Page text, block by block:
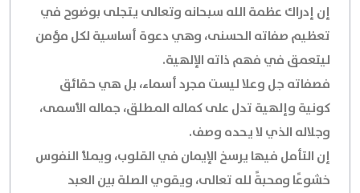
إن إدراك عظمة الله سبحانه وتعالى يتجلى بوضوح في
تعظيم صفاته الحسنى، وهي دعوة أساسية لكل مؤمن
ليتعمق في فهم ذاته الإلهية.
فصفاته جل وعلا ليست مجرد أسماء، بل هي حقائق
كونية وإلهية تدل على كماله المطلق، جماله الأسمى،
وجلاله الذي لا يحده وصف.
إن التأمل فيها يرسخ الإيمان في القلوب، ويملأ النفوس
خشوعًا ومحبةً لله تعالى، ويقوي الصلة بين العبد